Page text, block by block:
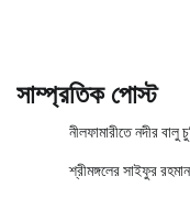
সাম্প্রতিক পোস্ট
নীলফামারীতে নদীর বালু
শ্রীমঙ্গলের সাইফুর